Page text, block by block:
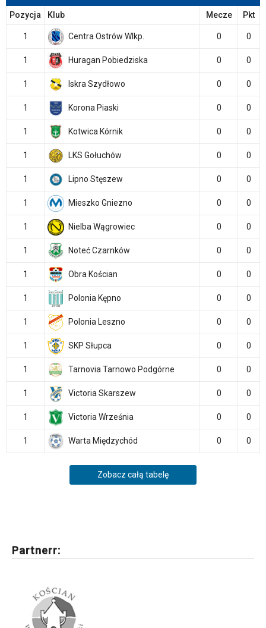
Pozycja Klub Mecze Pkt
1 Centra Ostrów Wlkp. 0 0
1 Huragan Pobiedziska 0 0
1 Iskra Szydłowo 0 0
1 Korona Piaski 0 0
1 Kotwica Kórnik 0 0
1 LKS Gołuchów 0 0
1 Lipno Stęszew 0 0
1 Mieszko Gniezno 0 0
1 Nielba Wągrowiec 0 0
1 Noteć Czarnków 0 0
1 Obra Kościan 0 0
1 Polonia Kępno 0 0
1 Polonia Leszno 0 0
1 SKP Słupca 0 0
1 Tarnovia Tarnowo Podgórne 0 0
1 Victoria Skarszew 0 0
1 Victoria Września 0 0
1 Warta Międzychód 0 0
Zobacz całą tabelę
Partnerr: